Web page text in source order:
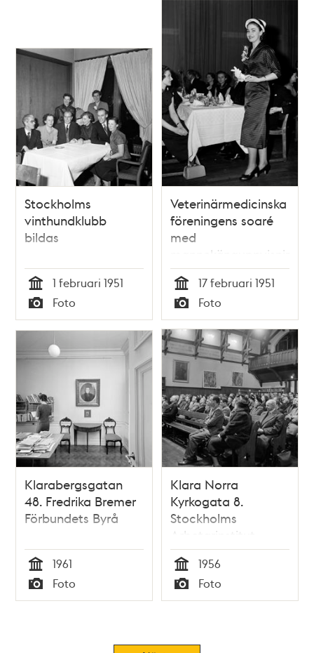
Förbundet har gett
cancerforskningen
700 000 kr
Stockholms
vinthundklubb
bildas
Tid
1 februari 1951
Typ
Foto
Veterinärmedicinska
föreningens soaré
med
mannekänguppvisning.
En kvinnlig
mannekäng visar en
randig vårklänning,
handskar och hatt
Tid
17 februari 1951
Typ
Foto
Klarabergsgatan
48. Fredrika Bremer
Förbundets Byrå
Tid
1961
Typ
Foto
Klara Norra
Kyrkogata 8.
Stockholms
Arbetarinstitut.
Författaren Harry
Martinson håller
föredrag.
Tid
1956
Typ
Foto